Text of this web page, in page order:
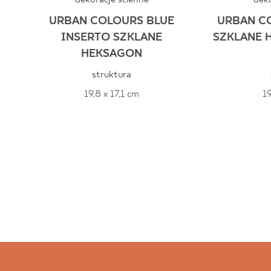
URBAN COLOURS BLUE
INSERTO SZKLANE
HEKSAGON
struktura
19,8 x 17,1 cm
URBAN
SZKLANE